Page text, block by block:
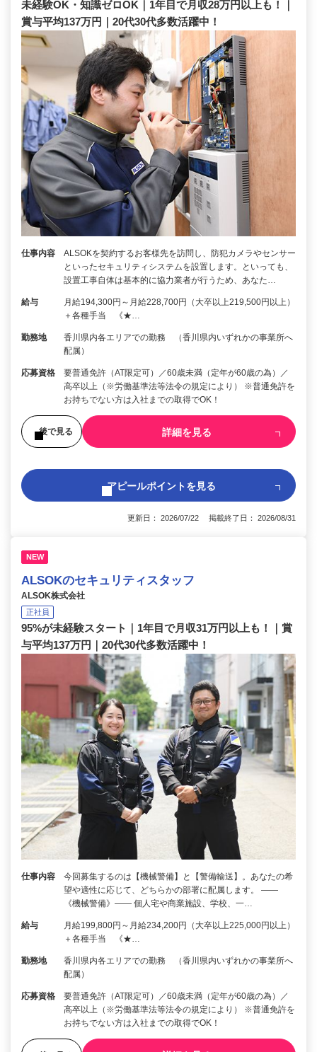
未経験OK・知識ゼロOK｜1年目で月収28万円以上も！｜
賞与平均137万円｜20代30代多数活躍中！
仕事内容
ALSOKを契約するお客様先を訪問し、防犯カメラやセンサー
といったセキュリティシステムを設置します。といっても、
設置工事自体は基本的に協力業者が行うため、あなた…
給与
月給194,300円～月給228,700円（大卒以上219,500円以上）
＋各種手当 《★…
勤務地
香川県内各エリアでの勤務 （香川県内いずれかの事業所へ
配属）
応募資格
要普通免許（AT限定可）／60歳未満（定年が60歳の為）／
高卒以上（※労働基準法等法令の規定により） ※普通免許を
お持ちでない方は入社までの取得でOK！
後で見る 詳細を見る
アピールポイントを見る
更新日： 2026/07/22 掲載終了日： 2026/08/31
NEW
ALSOKのセキュリティスタッフ
ALSOK株式会社
正社員
95%が未経験スタート｜1年目で月収31万円以上も！｜賞
与平均137万円｜20代30代多数活躍中！
仕事内容
今回募集するのは【機械警備】と【警備輸送】。あなたの希
望や適性に応じて、どちらかの部署に配属します。 ――
《機械警備》―― 個人宅や商業施設、学校、一…
給与
月給199,800円～月給234,200円（大卒以上225,000円以上）
＋各種手当 《★…
勤務地
香川県内各エリアでの勤務 （香川県内いずれかの事業所へ
配属）
応募資格
要普通免許（AT限定可）／60歳未満（定年が60歳の為）／
高卒以上（※労働基準法等法令の規定により） ※普通免許を
お持ちでない方は入社までの取得でOK！